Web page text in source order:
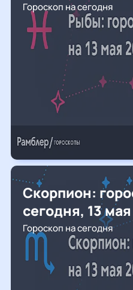
Гороскоп на сегодня
Скорпион:
сегодня, 13
Гороскоп на сегодня